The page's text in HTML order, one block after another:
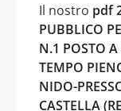
Il nostro pdf
PUBBLICO
N.1 POSTO
TEMPO
NIDO-
CASTELLA